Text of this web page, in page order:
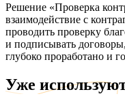
Решение «Проверка
взаимодействие с
проводить проверку
и подписывать
глубоко проработано и
Уже